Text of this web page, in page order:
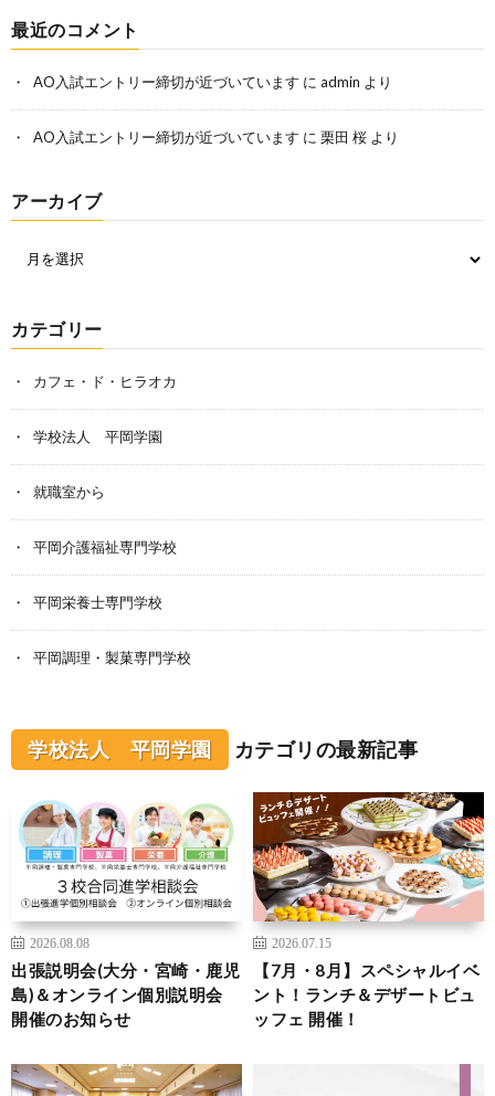
最近のコメント
AO入試エントリー締切が近づいています に admin より
AO入試エントリー締切が近づいています に 栗田 桜 より
アーカイブ
カテゴリー
カフェ・ド・ヒラオカ
学校法人 平岡学園
就職室から
平岡介護福祉専門学校
平岡栄養士専門学校
平岡調理・製菓専門学校
学校法人 平岡学園 カテゴリの最新記事
2026.08.08
出張説明会(大分・宮崎・鹿児
島)＆オンライン個別説明会
開催のお知らせ
2026.07.15
【7月・8月】スペシャルイベ
ント！ランチ＆デザートビュ
ッフェ 開催！